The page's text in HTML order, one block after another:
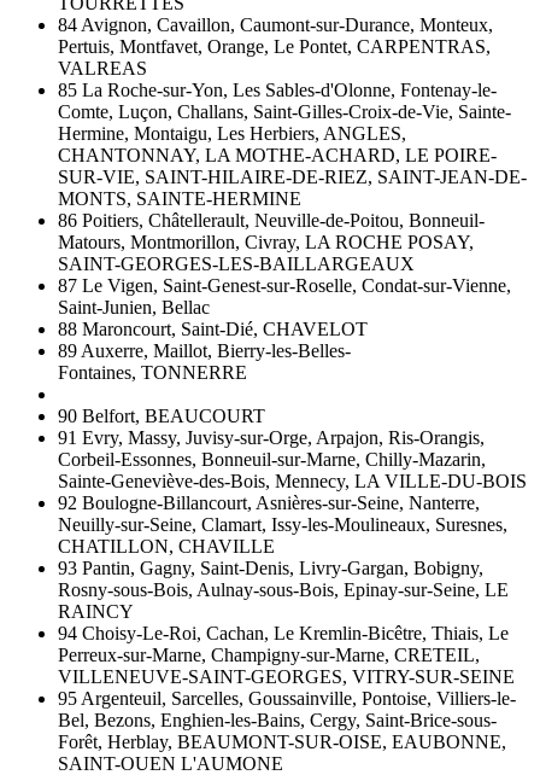
84 Avignon, Cavaillon, Caumont-sur-Durance, Monteux,
Pertuis, Montfavet, Orange, Le Pontet, CARPENTRAS,
VALREAS
85 La Roche-sur-Yon, Les Sables-d'Olonne, Fontenay-le-
Comte, Luçon, Challans, Saint-Gilles-Croix-de-Vie, Sainte-
Hermine, Montaigu, Les Herbiers, ANGLES,
CHANTONNAY, LA MOTHE-ACHARD, LE POIRE-
SUR-VIE, SAINT-HILAIRE-DE-RIEZ, SAINT-JEAN-DE-
MONTS, SAINTE-HERMINE
86 Poitiers, Châtellerault, Neuville-de-Poitou, Bonneuil-
Matours, Montmorillon, Civray, LA ROCHE POSAY,
SAINT-GEORGES-LES-BAILLARGEAUX
87 Le Vigen, Saint-Genest-sur-Roselle, Condat-sur-Vienne,
Saint-Junien, Bellac
88 Maroncourt, Saint-Dié, CHAVELOT
89 Auxerre, Maillot, Bierry-les-Belles-
Fontaines, TONNERRE
90 Belfort, BEAUCOURT
91 Evry, Massy, Juvisy-sur-Orge, Arpajon, Ris-Orangis,
Corbeil-Essonnes, Bonneuil-sur-Marne, Chilly-Mazarin,
Sainte-Geneviève-des-Bois, Mennecy, LA VILLE-DU-BOIS
92 Boulogne-Billancourt, Asnières-sur-Seine, Nanterre,
Neuilly-sur-Seine, Clamart, Issy-les-Moulineaux, Suresnes,
CHATILLON, CHAVILLE
93 Pantin, Gagny, Saint-Denis, Livry-Gargan, Bobigny,
Rosny-sous-Bois, Aulnay-sous-Bois, Epinay-sur-Seine, LE
RAINCY
94 Choisy-Le-Roi, Cachan, Le Kremlin-Bicêtre, Thiais, Le
Perreux-sur-Marne, Champigny-sur-Marne, CRETEIL,
VILLENEUVE-SAINT-GEORGES, VITRY-SUR-SEINE
95 Argenteuil, Sarcelles, Goussainville, Pontoise, Villiers-le-
Bel, Bezons, Enghien-les-Bains, Cergy, Saint-Brice-sous-
Forêt, Herblay, BEAUMONT-SUR-OISE, EAUBONNE,
SAINT-OUEN L'AUMONE